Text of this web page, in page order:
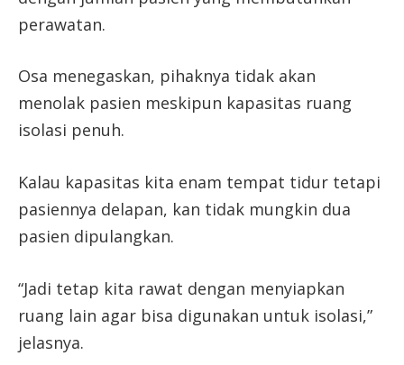
perawatan.
Osa menegaskan, pihaknya tidak akan
menolak pasien meskipun kapasitas ruang
isolasi penuh.
Kalau kapasitas kita enam tempat tidur tetapi
pasiennya delapan, kan tidak mungkin dua
pasien dipulangkan.
“Jadi tetap kita rawat dengan menyiapkan
ruang lain agar bisa digunakan untuk isolasi,”
jelasnya.